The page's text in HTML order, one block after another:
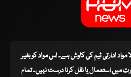
مواد ادارتی ٹیم کی کاوش ہے۔ اس مواد کو بغیر
استعمال یا نقل کرنا درست نہیں۔ تمام